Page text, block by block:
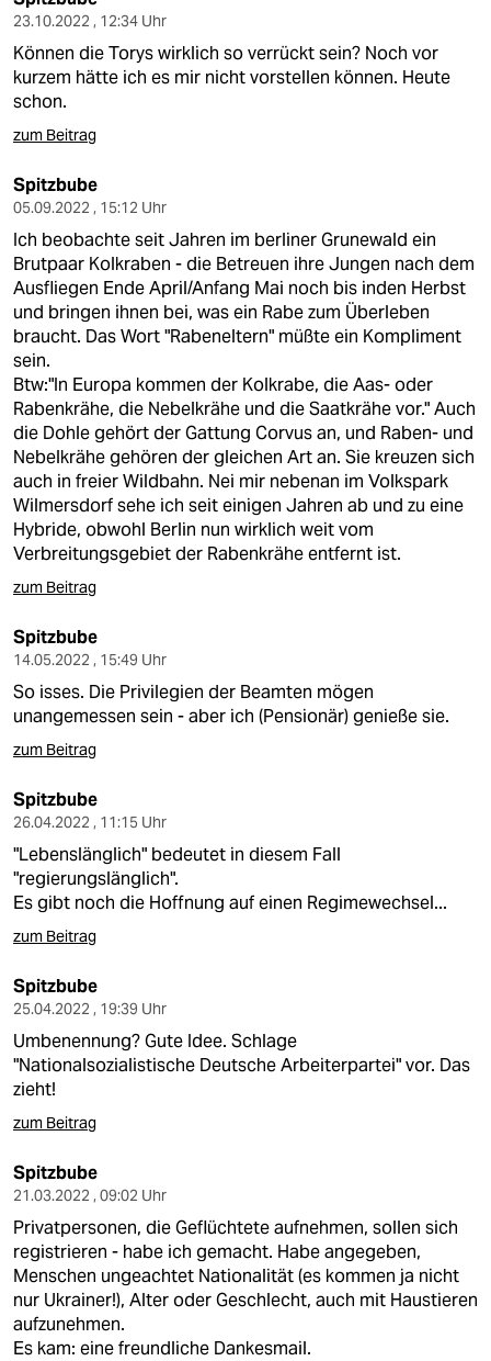
23.10.2022 , 12:34 Uhr
Können die Torys wirklich so verrückt sein? Noch vor
kurzem hätte ich es mir nicht vorstellen können. Heute
schon.
zum Beitrag
Spitzbube
05.09.2022 , 15:12 Uhr
Ich beobachte seit Jahren im berliner Grunewald ein
Brutpaar Kolkraben - die Betreuen ihre Jungen nach dem
Ausfliegen Ende April/Anfang Mai noch bis inden Herbst
und bringen ihnen bei, was ein Rabe zum Überleben
braucht. Das Wort "Rabeneltern" müßte ein Kompliment
sein.
Btw:"In Europa kommen der Kolkrabe, die Aas- oder
Rabenkrähe, die Nebelkrähe und die Saatkrähe vor." Auch
die Dohle gehört der Gattung Corvus an, und Raben- und
Nebelkrähe gehören der gleichen Art an. Sie kreuzen sich
auch in freier Wildbahn. Nei mir nebenan im Volkspark
Wilmersdorf sehe ich seit einigen Jahren ab und zu eine
Hybride, obwohl Berlin nun wirklich weit vom
Verbreitungsgebiet der Rabenkrähe entfernt ist.
zum Beitrag
Spitzbube
14.05.2022 , 15:49 Uhr
So isses. Die Privilegien der Beamten mögen
unangemessen sein - aber ich (Pensionär) genieße sie.
zum Beitrag
Spitzbube
26.04.2022 , 11:15 Uhr
"Lebenslänglich" bedeutet in diesem Fall
"regierungslänglich".
Es gibt noch die Hoffnung auf einen Regimewechsel...
zum Beitrag
Spitzbube
25.04.2022 , 19:39 Uhr
Umbenennung? Gute Idee. Schlage
"Nationalsozialistische Deutsche Arbeiterpartei" vor. Das
zieht!
zum Beitrag
Spitzbube
21.03.2022 , 09:02 Uhr
Privatpersonen, die Geflüchtete aufnehmen, sollen sich
registrieren - habe ich gemacht. Habe angegeben,
Menschen ungeachtet Nationalität (es kommen ja nicht
nur Ukrainer!), Alter oder Geschlecht, auch mit Haustieren
aufzunehmen.
Es kam: eine freundliche Dankesmail.